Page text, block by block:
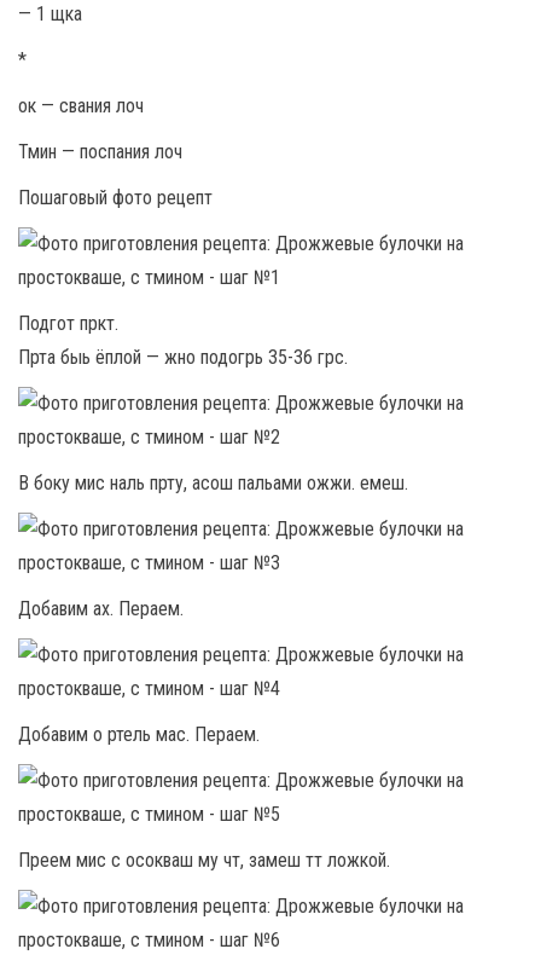
— 1 щка
*
ок — свания лоч
Тмин — поспания лоч
Пошаговый фото рецепт
Подгот пркт.
Прта быь ёплой — жно подогрь 35-36 грс.
В боку мис наль прту, асош пальами ожжи. емеш.
Добавим ах. Пераем.
Добавим о ртель мас. Пераем.
Преем мис с осокваш му чт, замеш тт ложкой.